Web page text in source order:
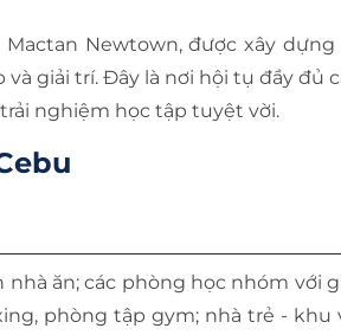
Newtown, được xây
giải trí. Đây là nơi hội tụ đầy đủ
nghiệm học tập tuyệt vời.
ăn; các phòng học nhóm với
phòng tập gym; nhà trẻ - khu